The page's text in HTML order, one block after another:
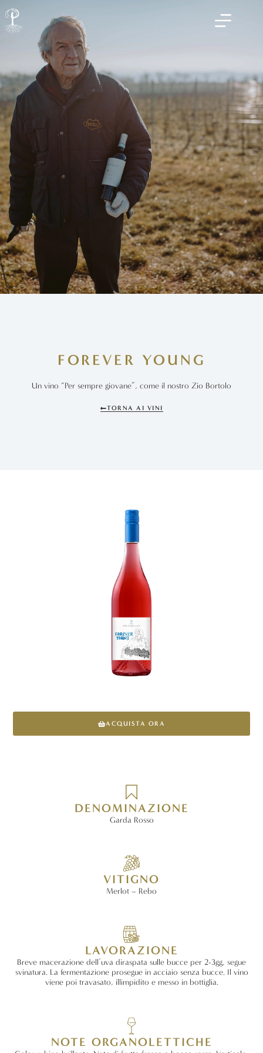
FOREVER YOUNG
Un vino “Per sempre giovane”, come il nostro Zio Bortolo
TORNA AI VINI
ACQUISTA ORA
DENOMINAZIONE
Garda Rosso
VITIGNO
Merlot – Rebo
LAVORAZIONE
Breve macerazione dell’uva diraspata sulle bucce per 2-3gg, segue
svinatura. La fermentazione prosegue in acciaio senza bucce. Il vino
viene poi travasato, illimpidito e messo in bottiglia.
NOTE ORGANOLETTICHE